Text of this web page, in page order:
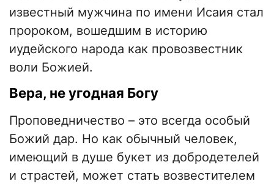
известный мужчина по имени Исаия стал
пророком, вошедшим в историю
иудейского народа как провозвестник
воли Божией.
Вера, не угодная Богу
Проповедничество – это всегда особый
Божий дар. Но как обычный человек,
имеющий в душе букет из добродетелей
и страстей, может стать возвестителем